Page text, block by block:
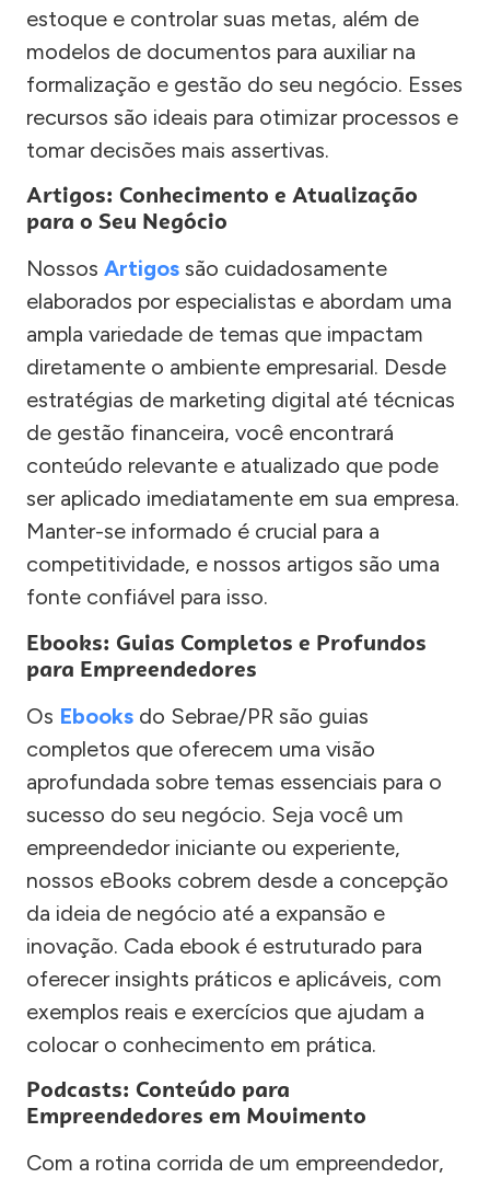
estoque e controlar suas metas, além de
modelos de documentos para auxiliar na
formalização e gestão do seu negócio. Esses
recursos são ideais para otimizar processos e
tomar decisões mais assertivas.
Artigos: Conhecimento e Atualização
para o Seu Negócio
Nossos Artigos são cuidadosamente
elaborados por especialistas e abordam uma
ampla variedade de temas que impactam
diretamente o ambiente empresarial. Desde
estratégias de marketing digital até técnicas
de gestão financeira, você encontrará
conteúdo relevante e atualizado que pode
ser aplicado imediatamente em sua empresa.
Manter-se informado é crucial para a
competitividade, e nossos artigos são uma
fonte confiável para isso.
Ebooks: Guias Completos e Profundos
para Empreendedores
Os Ebooks do Sebrae/PR são guias
completos que oferecem uma visão
aprofundada sobre temas essenciais para o
sucesso do seu negócio. Seja você um
empreendedor iniciante ou experiente,
nossos eBooks cobrem desde a concepção
da ideia de negócio até a expansão e
inovação. Cada ebook é estruturado para
oferecer insights práticos e aplicáveis, com
exemplos reais e exercícios que ajudam a
colocar o conhecimento em prática.
Podcasts: Conteúdo para
Empreendedores em Movimento
Com a rotina corrida de um empreendedor,